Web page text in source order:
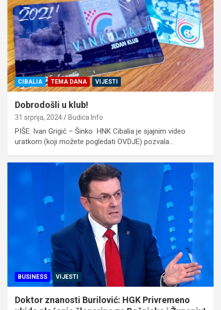
CIBALIA TEMA DANA VIJESTI
Dobrodošli u klub!
31 srpnja, 2024 Budica Info
PIŠE: Ivan Grigić – Šinko HNK Cibalia je sjajnim video
uratkom (koji možete pogledati OVDJE) pozvala…
BUSINESS VIJESTI
Doktor znanosti Burilović: HGK Privremeno